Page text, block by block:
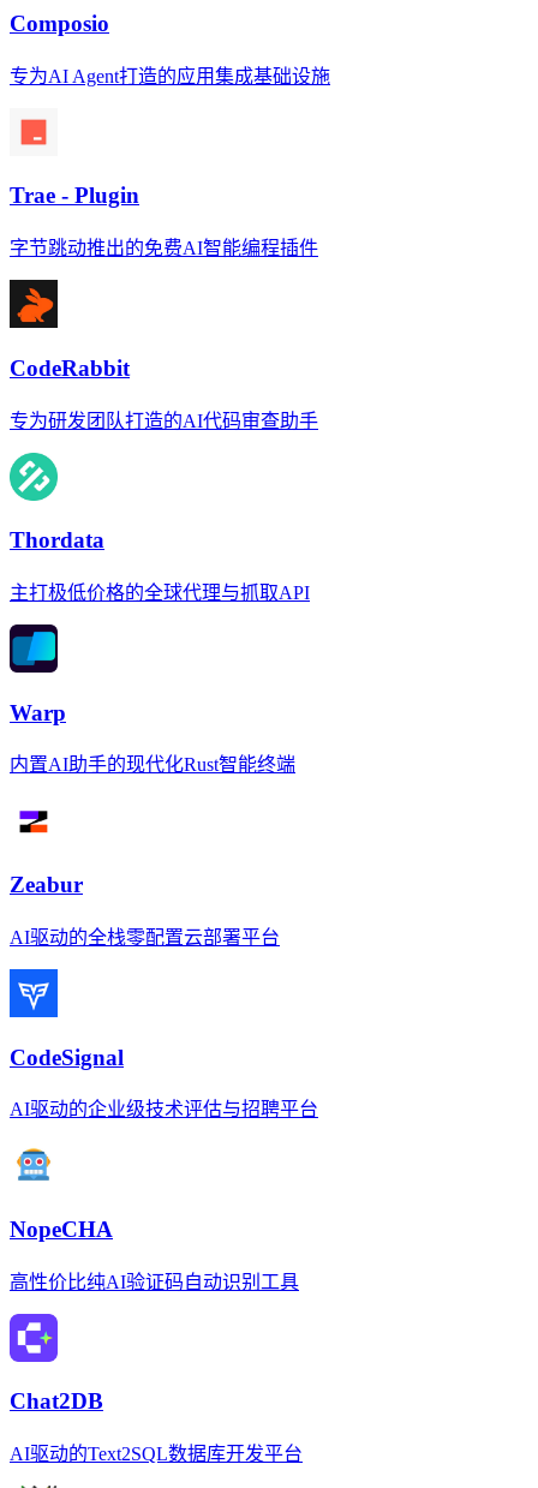
Composio
专为AI Agent打造的应用集成基础设施
Trae - Plugin
字节跳动推出的免费AI智能编程插件
CodeRabbit
专为研发团队打造的AI代码审查助手
Thordata
主打极低价格的全球代理与抓取API
Warp
内置AI助手的现代化Rust智能终端
Zeabur
AI驱动的全栈零配置云部署平台
CodeSignal
AI驱动的企业级技术评估与招聘平台
NopeCHA
高性价比纯AI验证码自动识别工具
Chat2DB
AI驱动的Text2SQL数据库开发平台